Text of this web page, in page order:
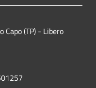
Capo (TP) - Libero